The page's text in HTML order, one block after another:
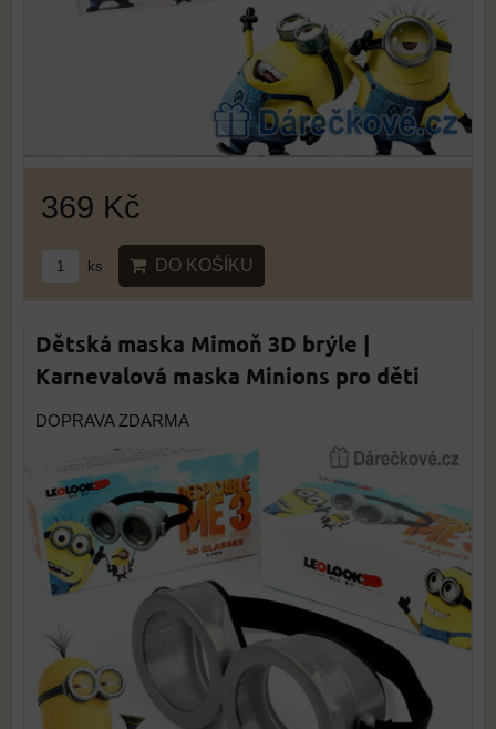
369 Kč
ks DO KOŠÍKU
Dětská maska Mimoň 3D brýle |
Karnevalová maska Minions pro děti
DOPRAVA ZDARMA